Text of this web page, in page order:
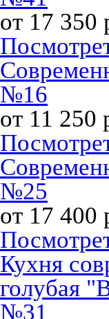
от 17 350
№16
от 11 250
№25
от 17 400
Кухня
голубая
№31